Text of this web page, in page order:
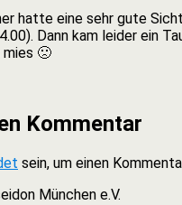
hatte eine sehr gute
Dann kam leider ein
🙁
Kommentar
sein, um einen
München e.V.